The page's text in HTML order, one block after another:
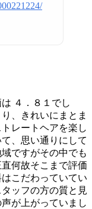
４．８１でし
、きれいにまとま
レートヘアを楽し
、思い通りにして
ですがその中でも
何故そこまで評価
こだわっていてい
ッフの方の質と見
が上がっていまし